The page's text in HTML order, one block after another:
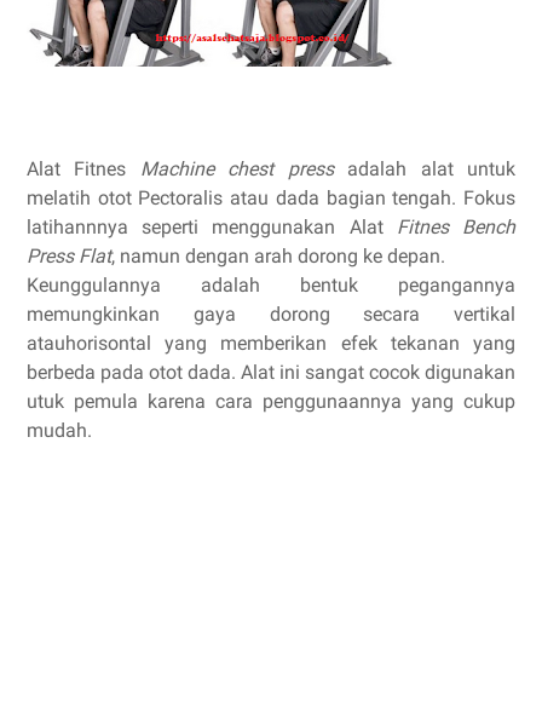
Alat Fitnes Machine chest pressadalah alat untuk
melatih otot Pectoralis atau dada bagian tengah. Fokus
latihannnya seperti menggunakan Alat Fitnes Bench
Press Flat, namun dengan arah dorong ke depan.
Keunggulannya adalah bentuk pegangannya
memungkinkan gaya dorong secara vertikal
atauhorisontal yang memberikan efek tekanan yang
berbeda pada otot dada. Alat ini sangat cocok digunakan
utuk pemula karena cara penggunaannya yang cukup
mudah.